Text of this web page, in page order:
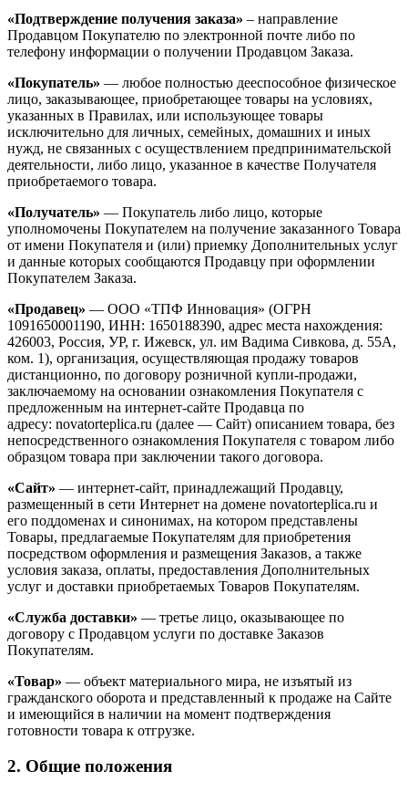
«Подтверждение получения заказа» – направление
Продавцом Покупателю по электронной почте либо по
телефону информации о получении Продавцом Заказа.
«Покупатель» — любое полностью дееспособное физическое
лицо, заказывающее, приобретающее товары на условиях,
указанных в Правилах, или использующее товары
исключительно для личных, семейных, домашних и иных
нужд, не связанных с осуществлением предпринимательской
деятельности, либо лицо, указанное в качестве Получателя
приобретаемого товара.
«Получатель» — Покупатель либо лицо, которые
уполномочены Покупателем на получение заказанного Товара
от имени Покупателя и (или) приемку Дополнительных услуг
и данные которых сообщаются Продавцу при оформлении
Покупателем Заказа.
«Продавец» — ООО «ТПФ Инновация» (ОГРН
1091650001190, ИНН: 1650188390, адрес места нахождения:
426003, Россия, УР, г. Ижевск, ул. им Вадима Сивкова, д. 55А,
ком. 1), организация, осуществляющая продажу товаров
дистанционно, по договору розничной купли-продажи,
заключаемому на основании ознакомления Покупателя с
предложенным на интернет-сайте Продавца по
адресу: novatorteplica.ru (далее — Сайт) описанием товара, без
непосредственного ознакомления Покупателя с товаром либо
образцом товара при заключении такого договора.
«Сайт» — интернет-сайт, принадлежащий Продавцу,
размещенный в сети Интернет на домене novatorteplica.ru и
его поддоменах и синонимах, на котором представлены
Товары, предлагаемые Покупателям для приобретения
посредством оформления и размещения Заказов, а также
условия заказа, оплаты, предоставления Дополнительных
услуг и доставки приобретаемых Товаров Покупателям.
«Служба доставки» — третье лицо, оказывающее по
договору с Продавцом услуги по доставке Заказов
Покупателям.
«Товар» — объект материального мира, не изъятый из
гражданского оборота и представленный к продаже на Сайте
и имеющийся в наличии на момент подтверждения
готовности товара к отгрузке.
2. Общие положения